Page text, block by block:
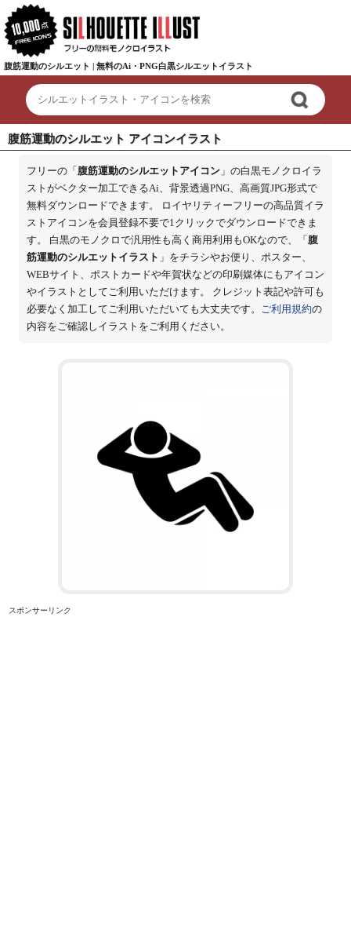
腹筋運動のシルエット | 無料のAi・PNG白黒シルエットイラスト
腹筋運動のシルエット アイコンイラスト
フリーの「 腹筋運動のシルエットアイコン」の白黒モノクロイラ
ストがベクター加工できるAi、背景透過PNG、高画質JPG形式で
無料ダウンロードできます。 ロイヤリティーフリーの高品質イラ
ストアイコンを会員登録不要で1クリックでダウンロードできま
す。 白黒のモノクロで汎用性も高く商用利用もOKなので、「 腹
筋運動のシルエットイラスト 」をチラシやお便り、ポスター、
WEBサイト、ポストカードや年賀状などの印刷媒体にもアイコン
やイラストとしてご利用いただけます。 クレジット表記や許可も
必要なく加工してご利用いただいても大丈夫です。 ご利用規約の
内容をご確認しイラストをご利用ください。
スポンサーリンク